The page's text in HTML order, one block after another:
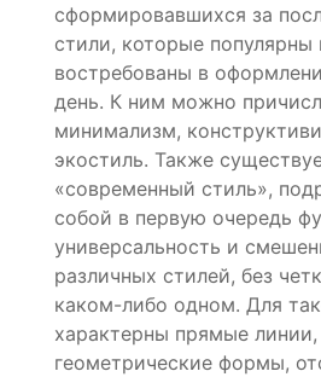
сформировавшихся за
стили, которые
востребованы в
день. К ним можно
минимализм,
экостиль. Также
«современный стиль»,
собой в первую очередь
универсальность и
различных стилей, без
каком-либо одном. Для
характерны прямые линии,
геометрические формы,